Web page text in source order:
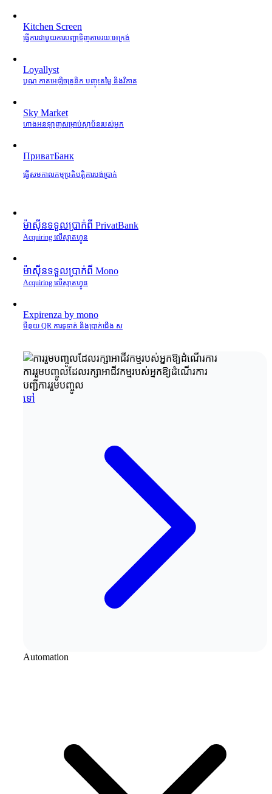
Kitchen Screen
ធ្វើការជាមួយការបញ្ជាទិញតាមរយៈអេក្រង់
Loyallyst
បូណូ កាតអេឡិចត្រូនិក បញ្ចុះតម្លៃ និងវិភាគ
Sky Market
ហាងអនឡាញសម្រាប់ស្ថាប័នរបស់អ្នក
ПриватБанк
ធ្វើសមកាលកម្មប្រតិបត្តិការបង់ប្រាក់
ម៉ាស៊ីនទទួលប្រាក់ពី PrivatBank
Acquiring លើស្មាតហ្វូន
ម៉ាស៊ីនទទួលប្រាក់ពី Mono
Acquiring លើស្មាតហ្វូន
Expirenza by mono
មឺនុយ QR ការទូទាត់ និងប្រាក់ជើង ស
ការរួមបញ្ចូលដែលរក្សាអាជីវកម្មរបស់អ្នកឱ្យដំណើរការ
បញ្ជីការរួមបញ្ចូល
ទៅ
Automation